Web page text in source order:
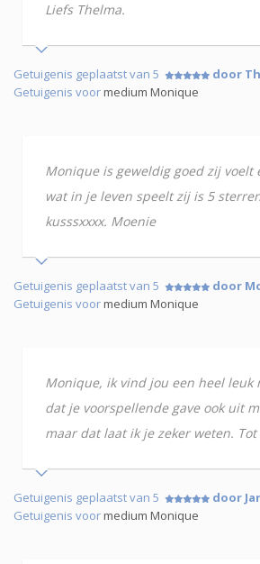
Liefs Thelma.
Getuigenis geplaatst van 5 door
Getuigenis voormedium Monique
Monique is geweldig goed zij voelt
wat in je leven speelt zij is 5
kusssxxxx. Moenie
Getuigenis geplaatst van 5 door
Getuigenis voormedium Monique
Monique, ik vind jou een heel leuk
dat je voorspellende gave ook uit
maar dat laat ik je zeker weten.
Getuigenis geplaatst van 5
door
Getuigenis voormedium Monique